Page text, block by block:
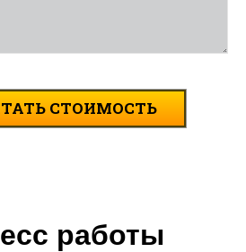
СТОИМОСТЬ
работы